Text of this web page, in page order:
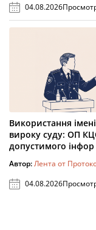
04.08.2026
Використання
вироку суду: ОП
допустимого інфор
Автор:Лента от
04.08.2026